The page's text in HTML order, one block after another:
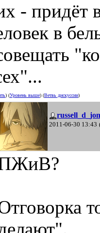
- придёт
в
) (Уровень выше) (Ветвь дискуссии)
2011-06-30 13:43